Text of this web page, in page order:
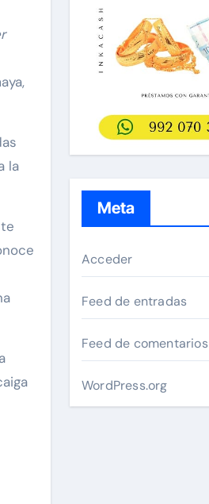
la
Meta
Acceder
Feed de entradas
Feed de comentarios
WordPress.org